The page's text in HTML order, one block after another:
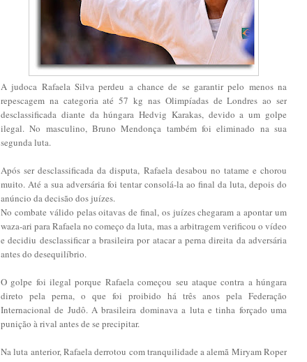
A judoca Rafaela Silva perdeu a chance de se garantir pelo menos na
repescagem na categoria até 57 kg nas Olimpíadas de Londres ao ser
desclassificada diante da húngara Hedvig Karakas, devido a um golpe
ilegal. No masculino, Bruno Mendonça também foi eliminado na sua
segunda luta.
Após ser desclassificada da disputa, Rafaela desabou no tatame e chorou
muito. Até a sua adversária foi tentar consolá-la ao final da luta, depois do
anúncio da decisão dos juízes.
No combate válido pelas oitavas de final, os juízes chegaram a apontar um
waza-ari para Rafaela no começo da luta, mas a arbitragem verificou o vídeo
e decidiu desclassificar a brasileira por atacar a perna direita da adversária
antes do desequilíbrio.
O golpe foi ilegal porque Rafaela começou seu ataque contra a húngara
direto pela perna, o que foi proibido há três anos pela Federação
Internacional de Judô. A brasileira dominava a luta e tinha forçado uma
punição à rival antes de se precipitar.
Na luta anterior, Rafaela derrotou com tranquilidade a alemã Miryam Roper